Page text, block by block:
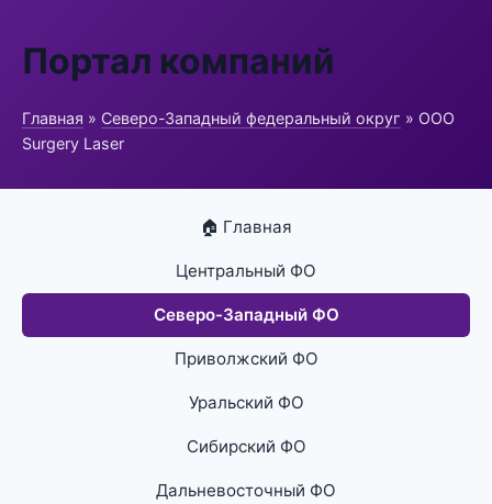
Портал компаний
Главная » Северо-Западный федеральный округ » ООО
Surgery Laser
🏠 Главная
Центральный ФО
Северо-Западный ФО
Приволжский ФО
Уральский ФО
Сибирский ФО
Дальневосточный ФО